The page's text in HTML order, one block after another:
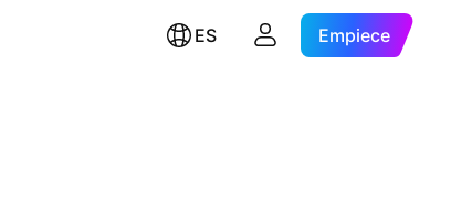
ES Empiece